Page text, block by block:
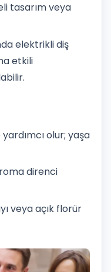
tasarım veya
elektrikli diş
etkili
olur; yaşa
direnci
veya açık florür